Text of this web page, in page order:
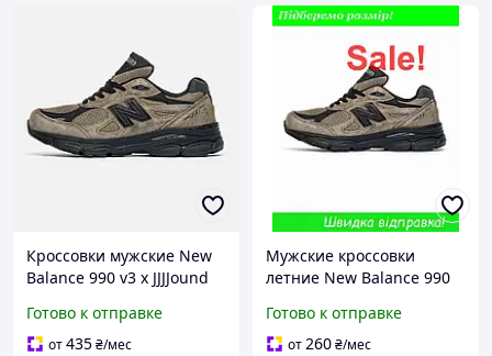
Кроссовки мужские New
Balance 990 v3 x JJJJound
Готово к отправке
от435₴/мес
Мужские кроссовки
летние New Balance 990
41 лето
Готово к отправке
от260₴/мес